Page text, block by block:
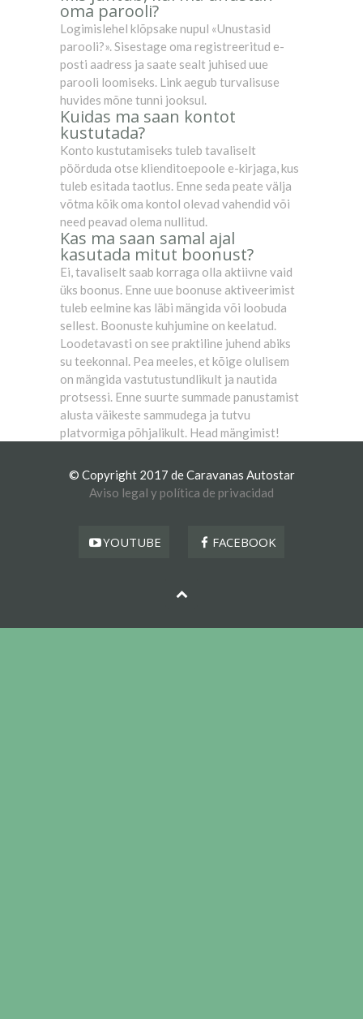
oma parooli?
Logimislehel klõpsake nupul «Unustasid
parooli?». Sisestage oma registreeritud e-
posti aadress ja saate sealt juhised uue
parooli loomiseks. Link aegub turvalisuse
huvides mõne tunni jooksul.
Kuidas ma saan kontot
kustutada?
Konto kustutamiseks tuleb tavaliselt
pöörduda otse klienditoepoole e-kirjaga, kus
tuleb esitada taotlus. Enne seda peate välja
võtma kõik oma kontol olevad vahendid või
need peavad olema nullitud.
Kas ma saan samal ajal
kasutada mitut boonust?
Ei, tavaliselt saab korraga olla aktiivne vaid
üks boonus. Enne uue boonuse aktiveerimist
tuleb eelmine kas läbi mängida või loobuda
sellest. Boonuste kuhjumine on keelatud.
Loodetavasti on see praktiline juhend abiks
su teekonnal. Pea meeles, et kõige olulisem
on mängida vastutustundlikult ja nautida
protsessi. Enne suurte summade panustamist
alusta väikeste sammudega ja tutvu
platvormiga põhjalikult. Head mängimist!
© Copyright 2017 de Caravanas Autostar
Aviso legal y política de privacidad
YOUTUBE FACEBOOK